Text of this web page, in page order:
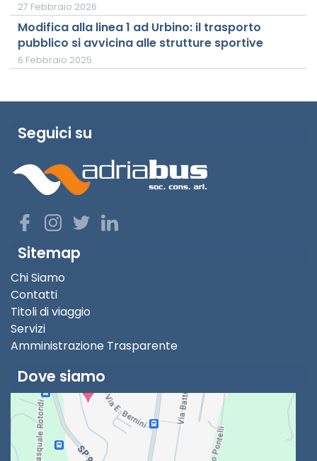
27 Febbraio 2026
Modifica alla linea 1 ad Urbino: il trasporto
pubblico si avvicina alle strutture sportive
6 Febbraio 2025
Seguici su
Sitemap
Chi Siamo
Contatti
Titoli di viaggio
Servizi
Amministrazione Trasparente
Dove siamo